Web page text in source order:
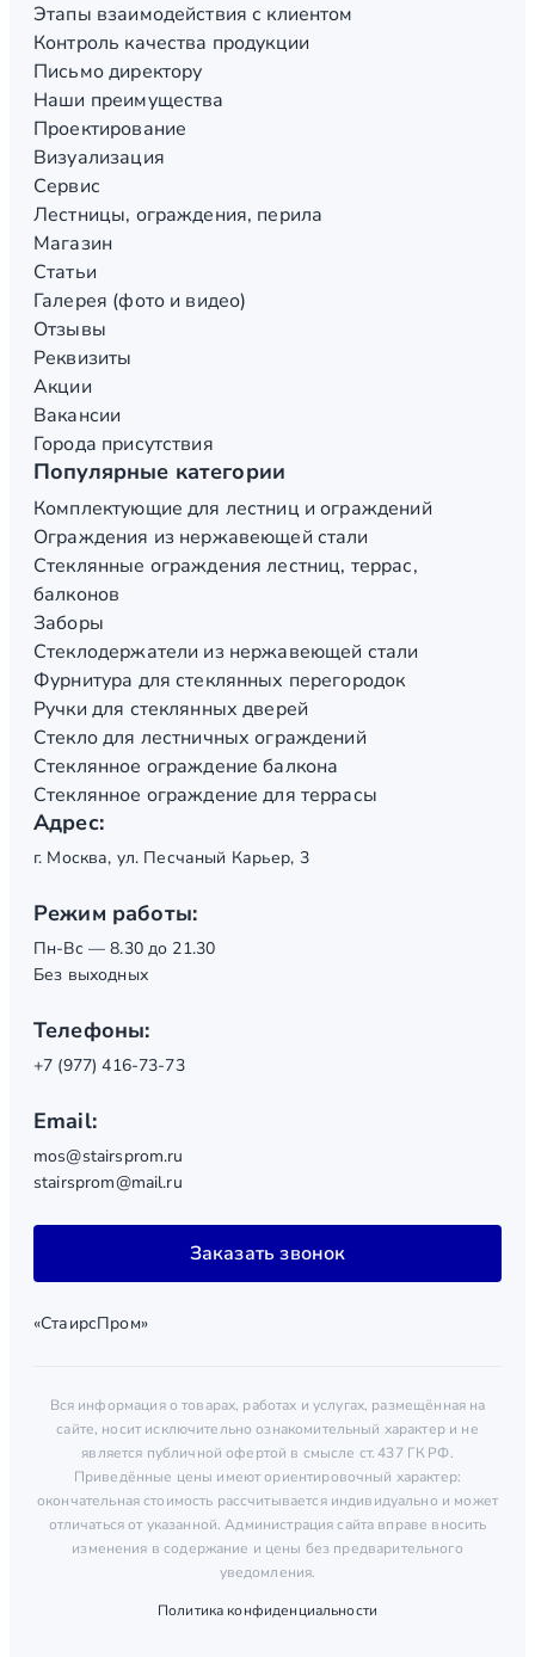
Этапы взаимодействия с клиентом
Контроль качества продукции
Письмо директору
Наши преимущества
Проектирование
Визуализация
Сервис
Лестницы, ограждения, перила
Магазин
Статьи
Галерея (фото и видео)
Отзывы
Реквизиты
Акции
Вакансии
Города присутствия
Популярные категории
Комплектующие для лестниц и ограждений
Ограждения из нержавеющей стали
Стеклянные ограждения лестниц, террас,
балконов
Заборы
Стеклодержатели из нержавеющей стали
Фурнитура для стеклянных перегородок
Ручки для стеклянных дверей
Стекло для лестничных ограждений
Стеклянное ограждение балкона
Стеклянное ограждение для террасы
Адрес:
г. Москва, ул. Песчаный Карьер, 3
Режим работы:
Пн-Вс — 8.30 до 21.30
Без выходных
Телефоны:
+7 (977) 416-73-73
Email:
mos@stairsprom.ru
stairsprom@mail.ru
Заказать звонок
«СтаирсПром»
Вся информация о товарах, работах и услугах, размещённая на
сайте, носит исключительно ознакомительный характер и не
является публичной офертой в смысле ст. 437 ГК РФ.
Приведённые цены имеют ориентировочный характер:
окончательная стоимость рассчитывается индивидуально и может
отличаться от указанной. Администрация сайта вправе вносить
изменения в содержание и цены без предварительного
уведомления.
Политика конфиденциальности